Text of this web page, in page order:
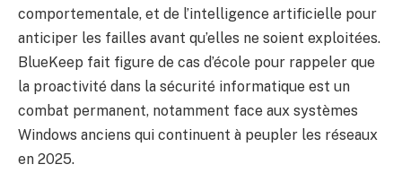
comportementale, et de l’intelligence artificielle pour
anticiper les failles avant qu’elles ne soient exploitées.
BlueKeep fait figure de cas d’école pour rappeler que
la proactivité dans la sécurité informatique est un
combat permanent, notamment face aux systèmes
Windows anciens qui continuent à peupler les réseaux
en 2025.